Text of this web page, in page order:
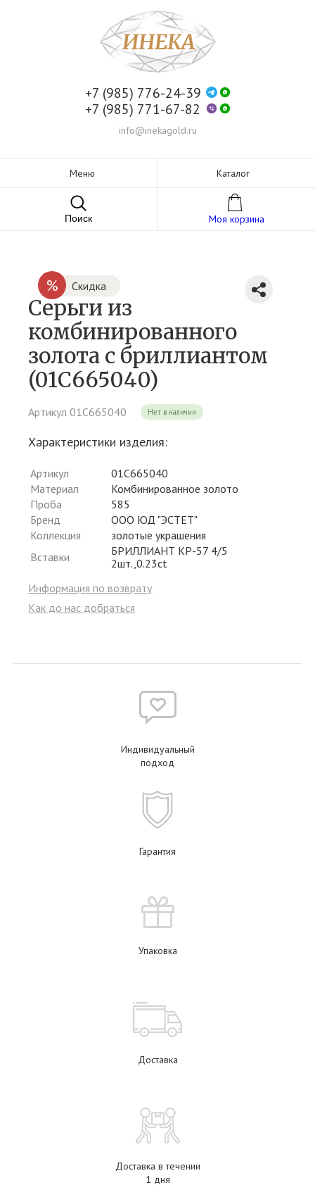
+7 (985) 776-24-39
+7 (985) 771-67-82
info@inekagold.ru
Меню Каталог
Поиск Моя корзина
% Скидка
Серьги из
комбинированного
золота c бриллиантом
(01С665040)
Артикул 01С665040 Нет в наличии
Характеристики изделия:
Артикул
01С665040
Материал
Комбинированное золото
Проба
585
Бренд
ООО ЮД "ЭСТЕТ"
Коллекция
золотые украшения
Вставки
БРИЛЛИАНТ КР-57 4/5
2шт.,0.23ct
Информация по возврату
Как до нас добраться
Индивидуальный
подход
Гарантия
Упаковка
Доставка
Доставка в течении
1 дня